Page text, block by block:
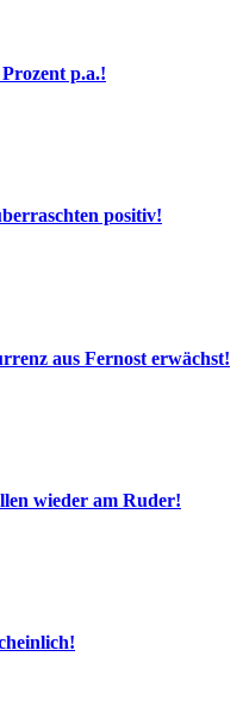
p.a.!
positiv!
aus Fernost erwächst!
wieder am Ruder!